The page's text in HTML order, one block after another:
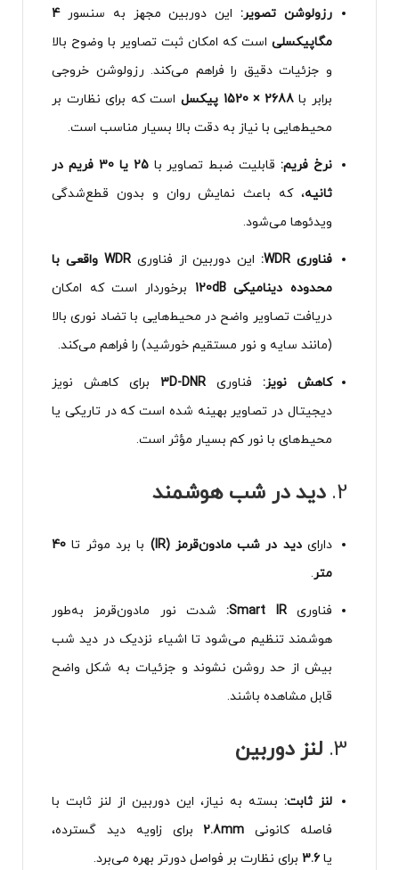
رزولوشن تصویر:این دوربین مجهز به سنسور4
مگاپیکسلی است که امکان ثبت تصاویر با وضوح بالا
و جزئیات دقیق را فراهم می‌کند. رزولوشن خروجی
برابر با2688 × 1520 پیکسل
است که برای نظارت بر
محیط‌هایی با نیاز به دقت بالا بسیار مناسب است.
نرخ فریم:قابلیت ضبط تصاویر با
25 یا 30 فریم در
ثانیه، که باعث نمایش روان و بدون قطع‌شدگی
ویدئوها می‌شود.
فناوری WDR: این دوربین از فناوری
WDR واقعی با
محدوده دینامیکی 120dB
برخوردار است که امکان
دریافت تصاویر واضح در محیط‌هایی با تضاد نوری بالا
(مانند سایه و نور مستقیم خورشید) را فراهم می‌کند.
کاهش نویز: فناوری 3D-DNR برای کاهش نویز
دیجیتال در تصاویر بهینه شده است که در تاریکی یا
محیط‌های با نور کم بسیار مؤثر است.
2. دید در شب هوشمند
دارایدید در شب مادون‌قرمز (IR) با برد موثر تا 40
متر.
فناوریSmart IR:شدت نور مادون‌قرمز به‌طور
هوشمند تنظیم می‌شود تا اشیاء نزدیک در دید شب
بیش از حد روشن نشوند و جزئیات به شکل واضح
قابل مشاهده باشند.
3. لنز دوربین
لنز ثابت: بسته به نیاز، این دوربین از لنز ثابت با
فاصله کانونی 2.8mmبرای زاویه دید گسترده،
یا 3.6 برای نظارت بر فواصل دورتر بهره می‌برد.